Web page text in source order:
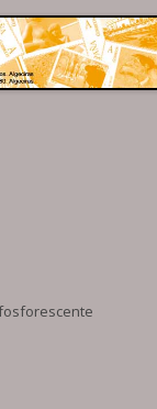
península